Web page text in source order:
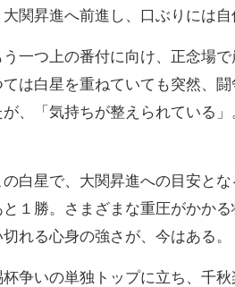
関昇進へ前進し、口ぶりには自
一つ上の番付に向け、正念場で
ては白星を重ねていても突然、
が、「気持ちが整えられている
白星で、大関昇進への目安と
と１勝。さまざまな重圧がかか
れる心身の強さが、今はある。
争いの単独トップに立ち、千